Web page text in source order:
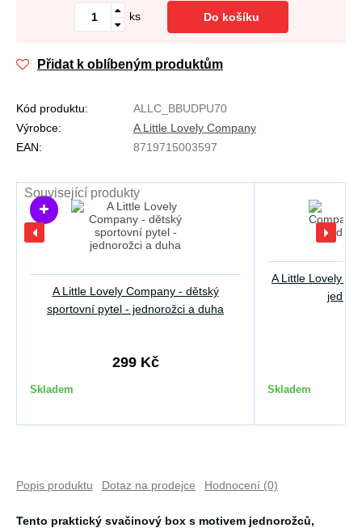
ks Do košíku
Přidat k oblíbeným produktům
Kód produktu:
ALLC_BBUDPU70
Výrobce:
A Little Lovely Company
EAN:
8719715003597
Související produkty
A Little Lovely Company - dětský
sportovní pytel - jednorožci a duha
299 Kč
Skladem
A Little Lovely
Skladem
Popis produktu Dotaz na prodejce Hodnocení (0)
Tento praktický svačinový box s motivem jednorožců,